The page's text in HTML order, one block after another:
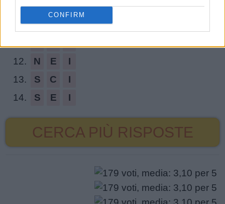
CONFIRM
9. S C I
E
10. S E N
I
12.
N E
I
13.
S C
I
14.
S E I
CERCA PIÙ RISPOSTE